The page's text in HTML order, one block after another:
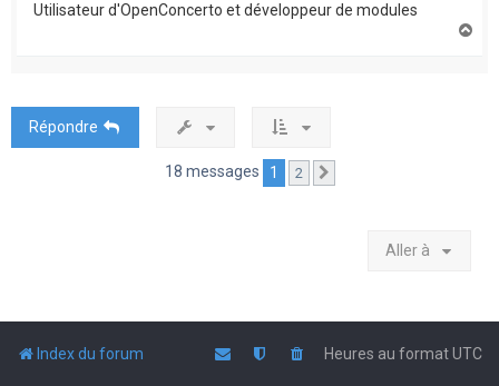
Utilisateur d'OpenConcerto et développeur de modules
Répondre
18 messages 1 2
Aller à
Index du forum Heures au formatUTC